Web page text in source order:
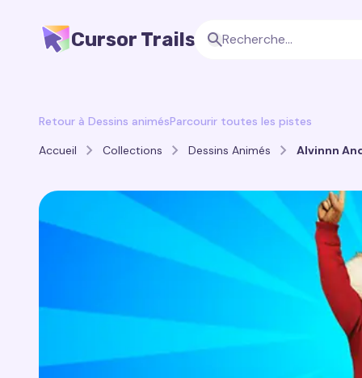
Cursor Trails
Retour à Dessins animésParcourir toutes les pistes
Accueil
Collections Dessins Animés Alvinnn